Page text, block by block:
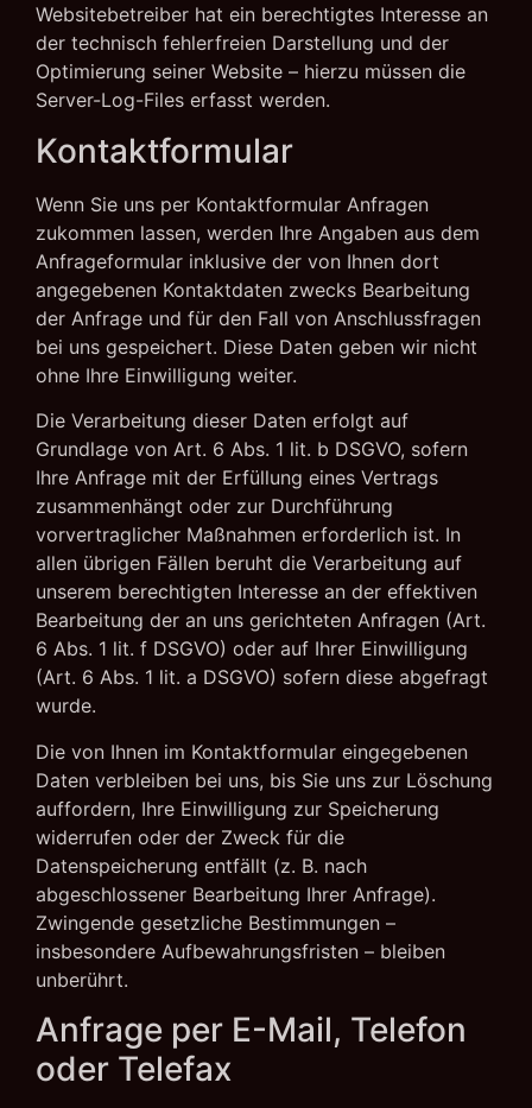
Websitebetreiber hat ein berechtigtes Interesse an
der technisch fehlerfreien Darstellung und der
Optimierung seiner Website – hierzu müssen die
Server-Log-Files erfasst werden.
Kontaktformular
Wenn Sie uns per Kontaktformular Anfragen
zukommen lassen, werden Ihre Angaben aus dem
Anfrageformular inklusive der von Ihnen dort
angegebenen Kontaktdaten zwecks Bearbeitung
der Anfrage und für den Fall von Anschlussfragen
bei uns gespeichert. Diese Daten geben wir nicht
ohne Ihre Einwilligung weiter.
Die Verarbeitung dieser Daten erfolgt auf
Grundlage von Art. 6 Abs. 1 lit. b DSGVO, sofern
Ihre Anfrage mit der Erfüllung eines Vertrags
zusammenhängt oder zur Durchführung
vorvertraglicher Maßnahmen erforderlich ist. In
allen übrigen Fällen beruht die Verarbeitung auf
unserem berechtigten Interesse an der effektiven
Bearbeitung der an uns gerichteten Anfragen (Art.
6 Abs. 1 lit. f DSGVO) oder auf Ihrer Einwilligung
(Art. 6 Abs. 1 lit. a DSGVO) sofern diese abgefragt
wurde.
Die von Ihnen im Kontaktformular eingegebenen
Daten verbleiben bei uns, bis Sie uns zur Löschung
auffordern, Ihre Einwilligung zur Speicherung
widerrufen oder der Zweck für die
Datenspeicherung entfällt (z. B. nach
abgeschlossener Bearbeitung Ihrer Anfrage).
Zwingende gesetzliche Bestimmungen –
insbesondere Aufbewahrungsfristen – bleiben
unberührt.
Anfrage per E-Mail, Telefon
oder Telefax